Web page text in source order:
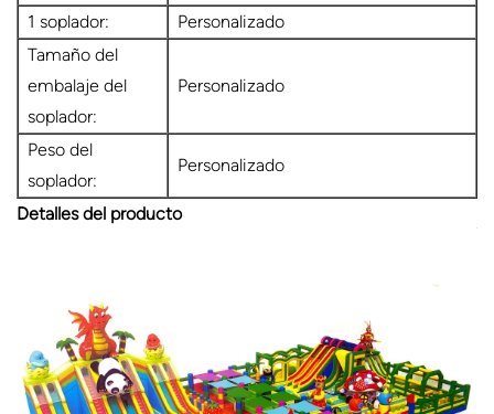
1 soplador:
Personalizado
Tamaño del
embalaje del
soplador:
Personalizado
Peso del
soplador:
Personalizado
Detalles del producto